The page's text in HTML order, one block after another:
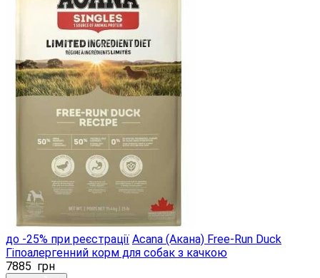
до -25% при реєстрації Acana (Акана) Free-Run Duck
Гіпоалергенний корм для собак з качкою
7885 грн